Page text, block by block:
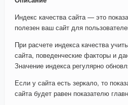
Индекс качества сайта — это
полезен ваш сайт для
При расчете индекса качества
сайта, поведенческие факторы и
Значение индекса регулярно
Если у сайта есть зеркало, то
сайта будет равен показателю